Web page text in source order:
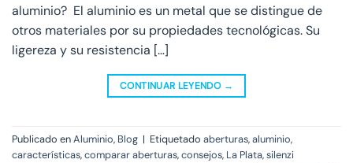
aluminio? El aluminio es un metal que se distingue de
otros materiales por su propiedades tecnológicas. Su
ligereza y su resistencia […]
CONTINUAR LEYENDO →
Publicado enAluminio, Blog | Etiquetado aberturas,aluminio,
características,comparar aberturas,consejos, La Plata,silenzi